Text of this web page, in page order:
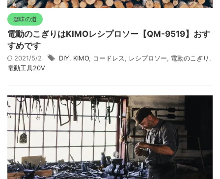
趣味の道
電動のこぎりはKIMOレシプロソー【QM-9519】おす
すめです
2021/5/2 DIY KIMO コードレス レシプロソー 電動のこぎり
電動工具20V